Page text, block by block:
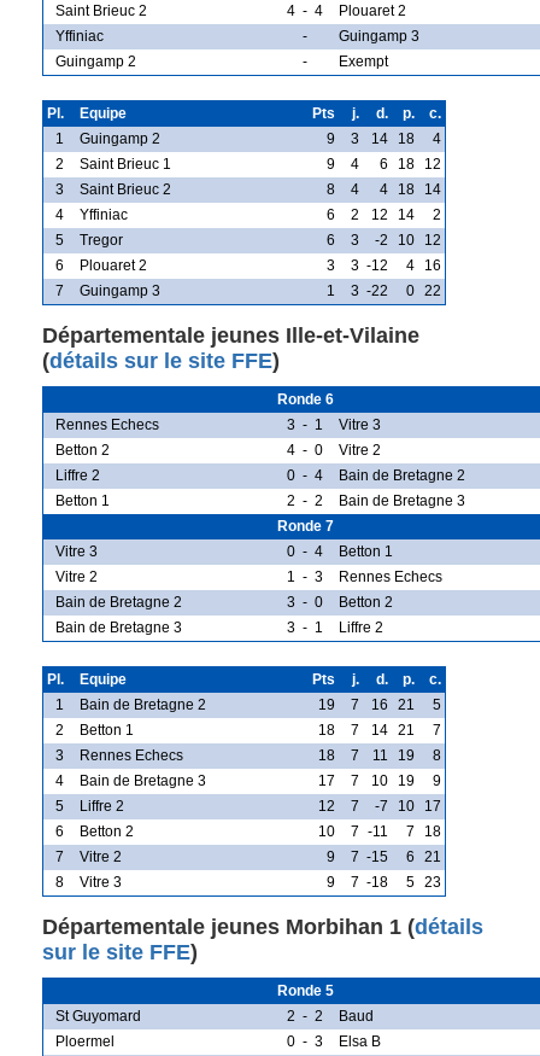
Saint Brieuc 2
4 - 4
Plouaret 2
Yffiniac
-
Guingamp 3
Guingamp 2
- Exempt
Pl. Equipe Pts j. d. p.
c.
1
Guingamp 2 9 3 14 18
4
2
Saint Brieuc 1 9 4 6 18
12
3
Saint Brieuc 2 8 4 4 18
14
4
Yffiniac 6 2 12 14
2
5
Tregor 6 3 -2 10
12
6
Plouaret 2 3 3 -12 4
16
7
Guingamp 3 1 3 -22 0 22
Départementale jeunes Ille-et-Vilaine
(détails sur le site FFE)
Ronde 6
Rennes Echecs
3 - 1
Vitre 3
Betton 2
4 - 0
Vitre 2
Liffre 2
0 - 4
Bain de Bretagne 2
Betton 1
2 - 2
Bain de Bretagne 3
Ronde 7
Vitre 3
0 - 4
Betton 1
Vitre 2
1 - 3
Rennes Echecs
Bain de Bretagne 2
3 - 0
Betton 2
Bain de Bretagne 3
3 - 1 Liffre 2
Pl. Equipe Pts j. d. p.
c.
1
Bain de Bretagne 2 19 7 16 21
5
2
Betton 1 18 7 14 21
7
3
Rennes Echecs 18 7 11 19
8
4
Bain de Bretagne 3 17 7 10 19
9
5
Liffre 2 12 7 -7 10
17
6
Betton 2 10 7 -11 7
18
7
Vitre 2 9 7 -15 6
21
8
Vitre 3 9 7 -18 5 23
Départementale jeunes Morbihan 1 (détails
sur le site FFE)
Ronde 5
St Guyomard
2 - 2
Baud
Ploermel
0 - 3 Elsa B